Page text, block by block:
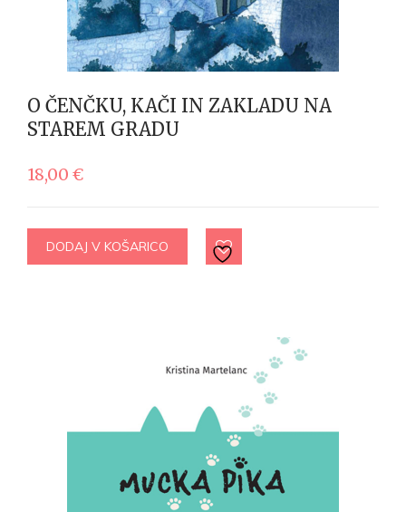
O ČENČKU, KAČI IN ZAKLADU NA
STAREM GRADU
18,00 €
DODAJ V KOŠARICO